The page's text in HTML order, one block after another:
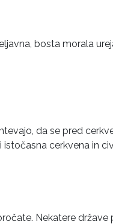
bosta morala
da se pred
cerkvena in
Nekatere